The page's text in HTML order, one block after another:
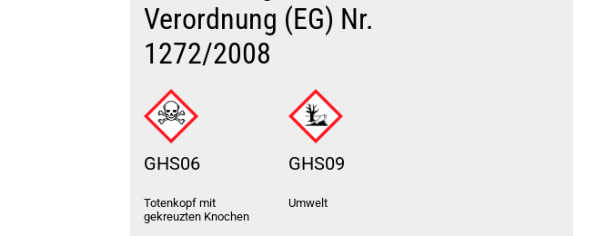
Verordnung (EG) Nr.
1272/2008
GHS06
Totenkopf mit
gekreuzten Knochen
GHS09
Umwelt